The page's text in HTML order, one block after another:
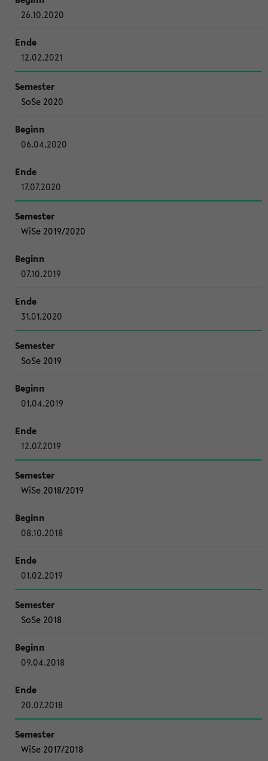
26.10.2020
12.02.2021
SoSe 2020
06.04.2020
17.07.2020
WiSe 2019/2020
07.10.2019
31.01.2020
SoSe 2019
01.04.2019
12.07.2019
WiSe 2018/2019
08.10.2018
01.02.2019
SoSe 2018
09.04.2018
20.07.2018
WiSe 2017/2018